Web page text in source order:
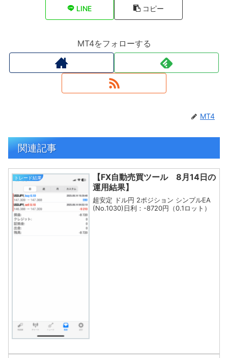
LINE コピー
MT4をフォローする
MT4
関連記事
トレード結果
【FX自動売買ツール 8月14日の
運用結果】
超安定 ドル円 2ポジション シンプルEA
(No.1030)日利：-8720円（0.1ロット）